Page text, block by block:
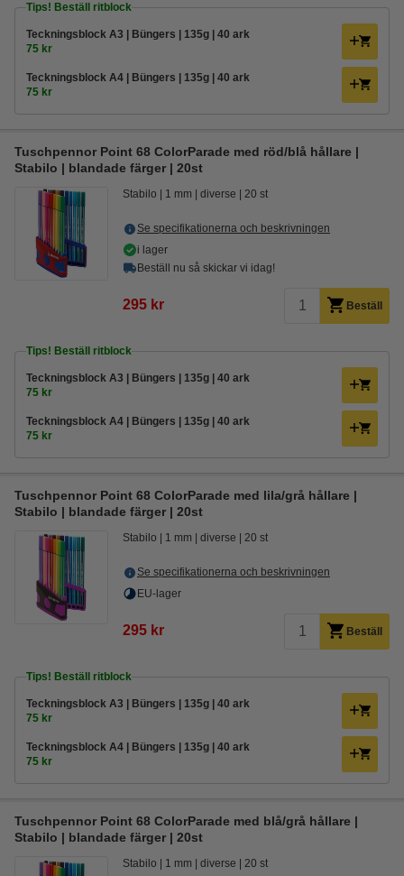
Tips! Beställ ritblock
Teckningsblock A3 | Büngers | 135g | 40 ark
75 kr
Teckningsblock A4 | Büngers | 135g | 40 ark
75 kr
Tuschpennor Point 68 ColorParade med röd/blå hållare |
Stabilo | blandade färger | 20st
Stabilo 1 mm diverse 20 st
Se specifikationerna och beskrivningen
i lager
Beställ nu så skickar vi idag!
295 kr Beställ
Tips! Beställ ritblock
Teckningsblock A3 | Büngers | 135g | 40 ark
75 kr
Teckningsblock A4 | Büngers | 135g | 40 ark
75 kr
Tuschpennor Point 68 ColorParade med lila/grå hållare |
Stabilo | blandade färger | 20st
Stabilo 1 mm diverse 20 st
Se specifikationerna och beskrivningen
EU-lager
295 kr Beställ
Tips! Beställ ritblock
Teckningsblock A3 | Büngers | 135g | 40 ark
75 kr
Teckningsblock A4 | Büngers | 135g | 40 ark
75 kr
Tuschpennor Point 68 ColorParade med blå/grå hållare |
Stabilo | blandade färger | 20st
Stabilo 1 mm diverse 20 st